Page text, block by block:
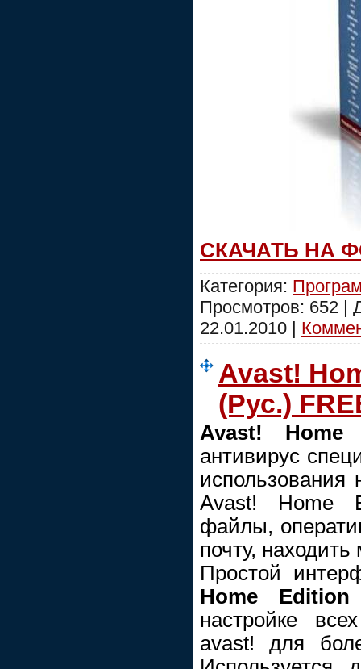
СКАЧАТЬ НА
Категория:
Просмотров: 652 |
22.01.2010 |
Avast!
(Рус.)
Avast! Home
антивирус
Avast! Home
файлы,
почту,
Простой
Home
настройке
avast! для